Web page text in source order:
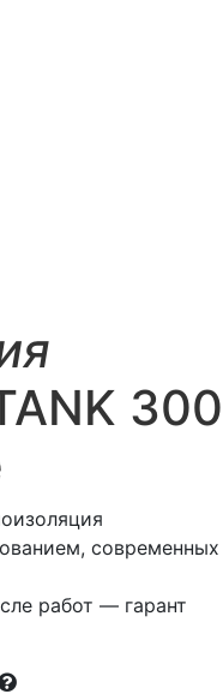
300
современных
работ — гарант